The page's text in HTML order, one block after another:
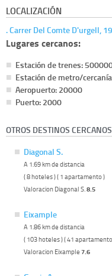
LOCALIZACIÓN
. Carrer Del Comte D'urgell,
Lugares cercanos:
Estación de trenes:
Estación de metro/
Aeropuerto: 20000
Puerto: 2000
OTROS DESTINOS
Diagonal S.
A 1.69 km de distancia
( 8 hoteles ) ( 1 apartamento )
Valoracion Diagonal S. 8.5
Eixample
A 1.86 km de distancia
( 103 hoteles ) ( 41
Valoracion Eixample 7.6